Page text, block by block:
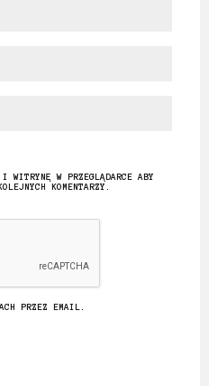
W PRZEGLĄDARCE ABY
KOMENTARZY.
PRZEZ EMAIL.